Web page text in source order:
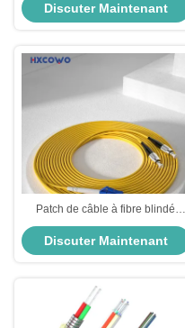
G625D
Discuter Maintenant
Patch de câble à fibre blindé
HXCOWO OM4 LC UPC au câble
à fibre optique multimode duplex
FC
Discuter Maintenant